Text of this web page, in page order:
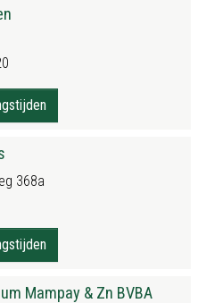
368a
Mampay & Zn BVBA